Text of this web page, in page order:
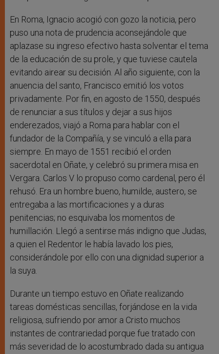
En Roma, Ignacio acogió con gozo la noticia, pero
puso una nota de prudencia aconsejándole que
aplazase su ingreso efectivo hasta solventar el tema
de la educación de su prole, y que tuviese cautela
evitando airear su decisión. Al año siguiente, con la
anuencia del santo, Francisco emitió los votos
privadamente. Por fin, en agosto de 1550, después
de renunciar a sus títulos y dejar a sus hijos
enderezados, viajó a Roma para hablar con el
fundador de la Compañía, y se vinculó a ella para
siempre. En mayo de 1551 recibió el orden
sacerdotal en Oñate, y celebró su primera misa en
Vergara. Carlos V lo propuso como cardenal, pero él
rehusó. Era un hombre bueno, humilde, austero, se
entregaba a las mortificaciones y a duras
penitencias; no esquivaba los momentos de
humillación. Llegó a sentirse más indigno que Judas,
a quien el Redentor le había lavado los pies,
considerándole por ello con una dignidad superior a
la suya.
Durante un tiempo estuvo en Oñate realizando
tareas domésticas sencillas, forjándose en la vida
religiosa, sufriendo por amor a Cristo muchos
instantes de contrariedad porque fue tratado con
más severidad de lo acostumbrado dada su antigua